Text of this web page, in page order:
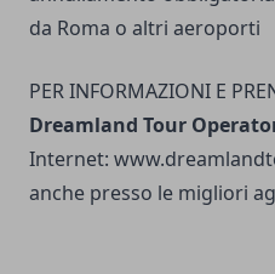
da Roma o altri aeroporti
PER INFORMAZIONI E
Dreamland Tour
Internet:
anche presso le migliori